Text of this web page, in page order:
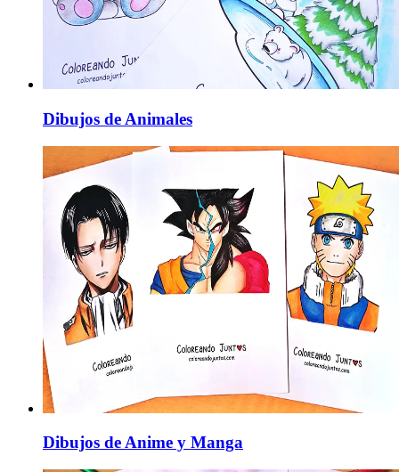
Dibujos de Animales
Dibujos de Anime y Manga